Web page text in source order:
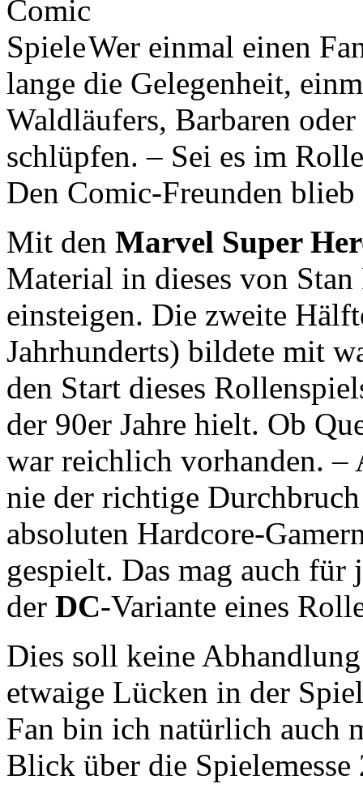
Wer einmal einen
lange die Gelegenheit,
Waldläufers, Barbaren
schlüpfen. – Sei es im
Den Comic-Freunden
Mit den Marvel Super
Material in dieses von
einsteigen. Die zweite
Jahrhunderts) bildete mit
den Start dieses
der 90er Jahre hielt. Ob
war reichlich vorhanden. –
nie der richtige
absoluten Hardcore-
gespielt. Das mag auch
der DC-Variante eines
Dies soll keine
etwaige Lücken in der
Fan bin ich natürlich auch
Blick über die Spielemesse